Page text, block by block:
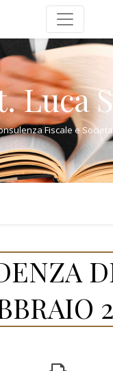
Luca
Fiscale e